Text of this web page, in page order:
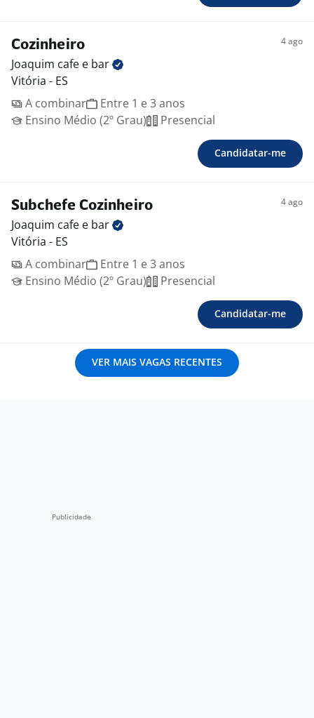
Cozinheiro 4 ago
Joaquim cafe e bar
Vitória - ES
A combinar
Entre 1 e 3 anos
Ensino Médio (2º Grau)
Presencial
Candidatar-me
Subchefe Cozinheiro 4 ago
Joaquim cafe e bar
Vitória - ES
A combinar
Entre 1 e 3 anos
Ensino Médio (2º Grau)
Presencial
Candidatar-me
VER MAIS VAGAS RECENTES